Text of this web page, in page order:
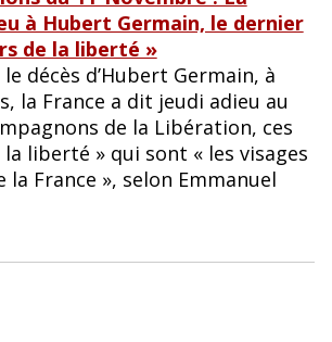
à Hubert Germain, le dernier
de la liberté »
décès d’Hubert Germain, à
la France a dit jeudi adieu au
de la Libération, ces
la liberté » qui sont « les visages
France », selon Emmanuel